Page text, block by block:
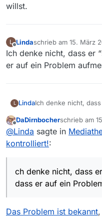
willst.
L
Offline
Lindaschrieb am 15. März
zuletzt editiert von
Ich denke nicht, dass er
er auf ein Problem
L LindaIch denke nicht,
Offline
DaDirnbocherschrieb am
zuletzt
@Linda sagte in
kontrolliert!:
ch denke nicht, dass
dass er auf ein
Das Problem ist bekannt